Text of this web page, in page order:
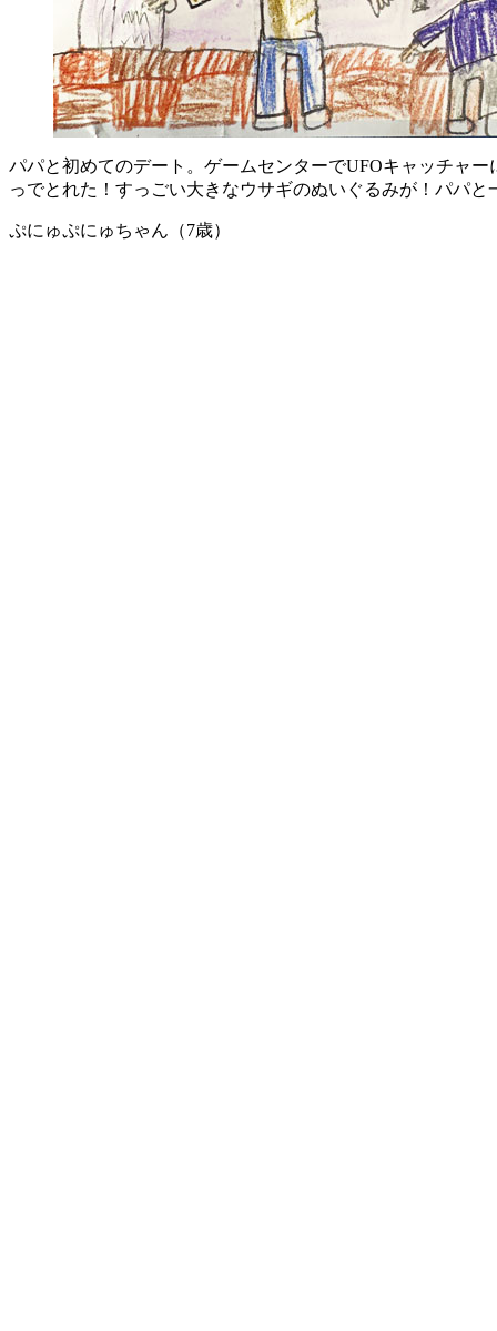
パパと初めてのデート。ゲームセンターでUFOキャッチャ
っでとれた！すっごい大きなウサギのぬいぐるみが！パパ
ぷにゅぷにゅちゃん（7歳）